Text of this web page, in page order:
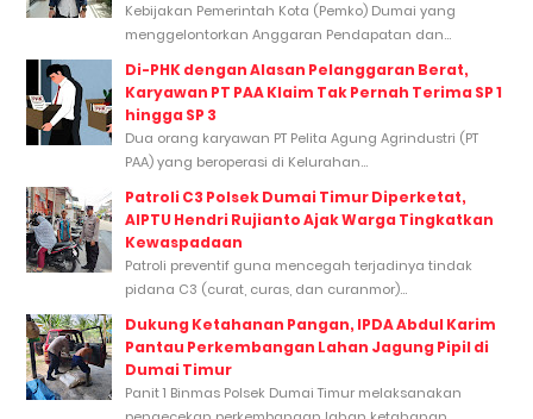
Kebijakan Pemerintah Kota (Pemko) Dumai yang
menggelontorkan Anggaran Pendapatan dan...
Di-PHK dengan Alasan Pelanggaran Berat,
Karyawan PT PAA Klaim Tak Pernah Terima SP 1
hingga SP 3
Dua orang karyawan PT Pelita Agung Agrindustri (PT
PAA) yang beroperasi di Kelurahan...
Patroli C3 Polsek Dumai Timur Diperketat,
AIPTU Hendri Rujianto Ajak Warga Tingkatkan
Kewaspadaan
Patroli preventif guna mencegah terjadinya tindak
pidana C3 (curat, curas, dan curanmor)...
Dukung Ketahanan Pangan, IPDA Abdul Karim
Pantau Perkembangan Lahan Jagung Pipil di
Dumai Timur
Panit 1 Binmas Polsek Dumai Timur melaksanakan